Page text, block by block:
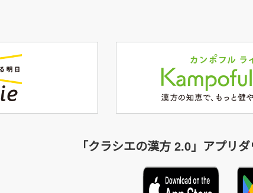
「クラシエの漢方 2.0」アプリ